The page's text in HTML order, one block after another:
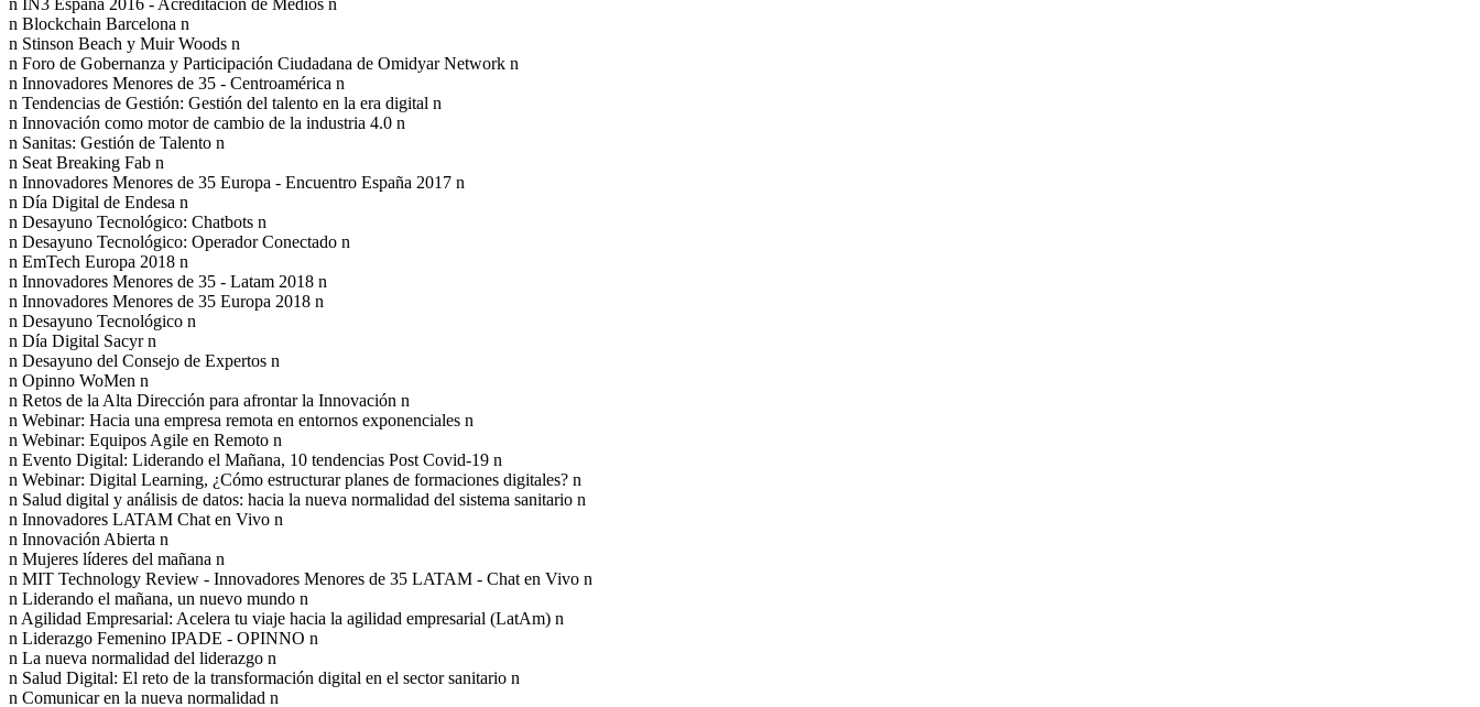
n Blockchain Barcelona n
n Stinson Beach y Muir Woods n
n Foro de Gobernanza y Participación Ciudadana de Omidyar Network n
n Innovadores Menores de 35 - Centroamérica n
n Tendencias de Gestión: Gestión del talento en la era digital n
n Innovación como motor de cambio de la industria 4.0 n
n Sanitas: Gestión de Talento n
n Seat Breaking Fab n
n Innovadores Menores de 35 Europa - Encuentro España 2017 n
n Día Digital de Endesa n
n Desayuno Tecnológico: Chatbots n
n Desayuno Tecnológico: Operador Conectado n
n EmTech Europa 2018 n
n Innovadores Menores de 35 - Latam 2018 n
n Innovadores Menores de 35 Europa 2018 n
n Desayuno Tecnológico n
n Día Digital Sacyr n
n Desayuno del Consejo de Expertos n
n Opinno WoMen n
n Retos de la Alta Dirección para afrontar la Innovación n
n Webinar: Hacia una empresa remota en entornos exponenciales n
n Webinar: Equipos Agile en Remoto n
n Evento Digital: Liderando el Mañana, 10 tendencias Post Covid-19 n
n Webinar: Digital Learning, ¿Cómo estructurar planes de formaciones digitales? n
n Salud digital y análisis de datos: hacia la nueva normalidad del sistema sanitario n
n Innovadores LATAM Chat en Vivo n
n Innovación Abierta n
n Mujeres líderes del mañana n
n MIT Technology Review - Innovadores Menores de 35 LATAM - Chat en Vivo n
n Liderando el mañana, un nuevo mundo n
n Agilidad Empresarial: Acelera tu viaje hacia la agilidad empresarial (LatAm) n
n Liderazgo Femenino IPADE - OPINNO n
n La nueva normalidad del liderazgo n
n Salud Digital: El reto de la transformación digital en el sector sanitario n
n Comunicar en la nueva normalidad n